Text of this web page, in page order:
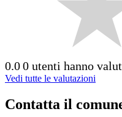
0.00 utenti hanno
Vedi tutte le valutazioni
Contatta il